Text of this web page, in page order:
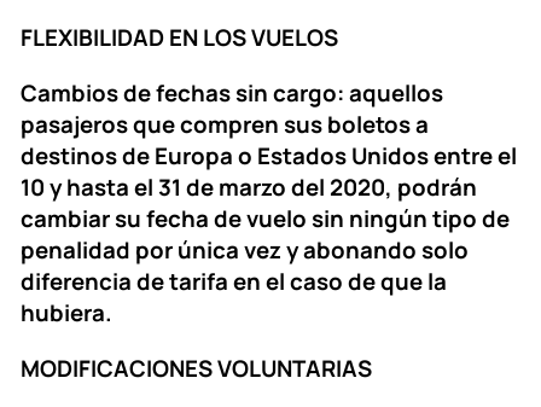
FLEXIBILIDAD EN LOS VUELOS
Cambios de fechas sin cargo: aquellos
pasajeros que compren sus boletos a
destinos de Europa o Estados Unidos entre el
10 y hasta el 31 de marzo del 2020, podrán
cambiar su fecha de vuelo sin ningún tipo de
penalidad por única vez y abonando solo
diferencia de tarifa en el caso de que la
hubiera.
MODIFICACIONES VOLUNTARIAS